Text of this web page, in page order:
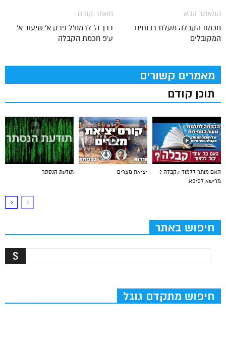
מאמר קודם
דרך ה' לרמח'ל פרק א' שיעור א'
ע'פ חכמת הקבלה
המאמר הבא
חכמת הקבלה מעלת רבותינו
המקובלים
מאמרים קשורים
תוכן קודם
תודעת הנסתר יציאת מצרים
האם מותר ללמוד #קבלה ?
מרישא לסיפא
חיפוש באתר
חיפוש מתקדם גוגל